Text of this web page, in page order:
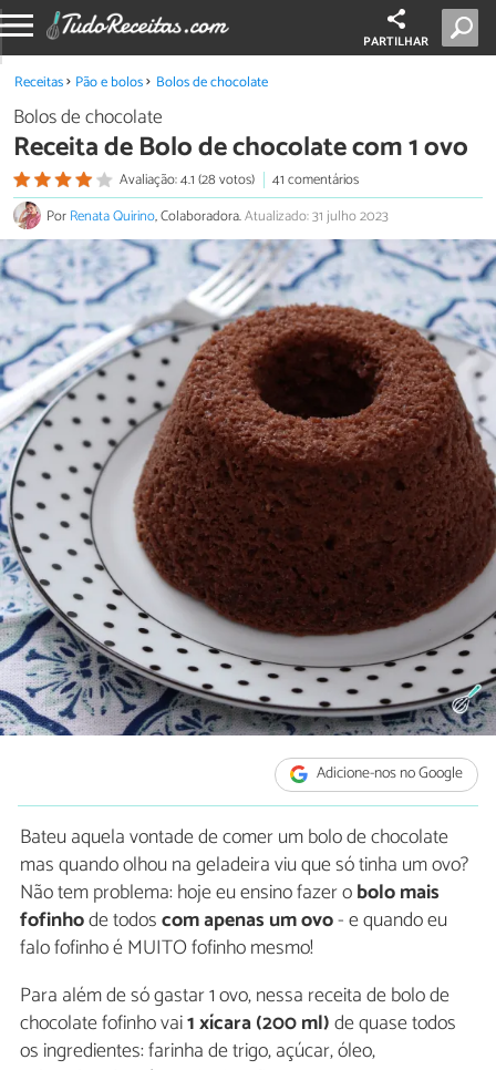
PARTILHAR
Receitas Pão e bolos Bolos de chocolate
Bolos de chocolate
Receita de Bolo de chocolate com 1 ovo
Avaliação: 4.1 (28 votos)
41 comentários
PorRenata Quirino, Colaboradora.Atualizado: 31 julho 2023
Adicione-nos no Google
Bateu aquela vontade de comer um bolo de chocolate
mas quando olhou na geladeira viu que só tinha um ovo?
Não tem problema: hoje eu ensino fazer obolo mais
fofinhode todoscom apenas um ovo- e quando eu
falo fofinho é MUITO fofinho mesmo!
Para além de só gastar 1 ovo, nessa receita de bolo de
chocolate fofinho vai1 xícara (200 ml)de quase todos
os ingredientes: farinha de trigo, açúcar, óleo,